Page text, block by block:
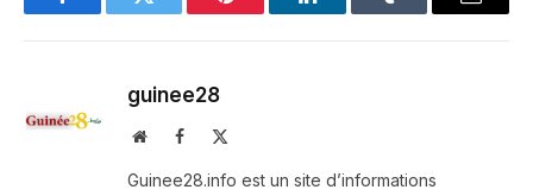
FacebookTwitter Pinterest LinkedInTumblr Email
guinee28
WebsiteFacebook
Guinee28.info est un site d’informations